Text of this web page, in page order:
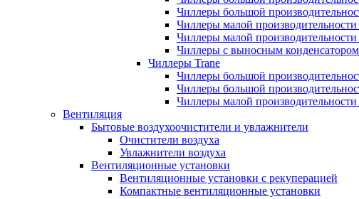
Чиллеры большой
Чиллеры малой
Чиллеры малой
Чиллеры с выносным
Чиллеры Trane
Чиллеры большой
Чиллеры большой
Чиллеры малой
Вентиляция
Бытовые воздухоочистители и увлажнители
Очистители воздуха
Увлажнители воздуха
Вентиляционные установки
Вентиляционные установки с рекуперацией
Компактные вентиляционные установки